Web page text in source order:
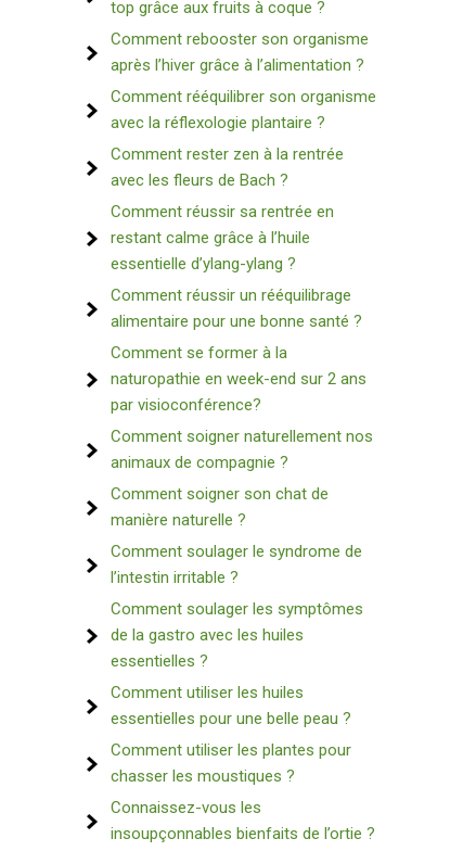
top grâce aux fruits à coque ?
Comment rebooster son organisme
après l’hiver grâce à l’alimentation ?
Comment rééquilibrer son organisme
avec la réflexologie plantaire ?
Comment rester zen à la rentrée
avec les fleurs de Bach ?
Comment réussir sa rentrée en
restant calme grâce à l’huile
essentielle d’ylang-ylang ?
Comment réussir un rééquilibrage
alimentaire pour une bonne santé ?
Comment se former à la
naturopathie en week-end sur 2 ans
par visioconférence?
Comment soigner naturellement nos
animaux de compagnie ?
Comment soigner son chat de
manière naturelle ?
Comment soulager le syndrome de
l’intestin irritable ?
Comment soulager les symptômes
de la gastro avec les huiles
essentielles ?
Comment utiliser les huiles
essentielles pour une belle peau ?
Comment utiliser les plantes pour
chasser les moustiques ?
Connaissez-vous les
insoupçonnables bienfaits de l’ortie ?